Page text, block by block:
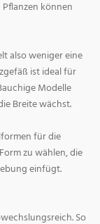
können
also weniger eine
ist ideal für
Modelle
Breite wächst.
für die
zu wählen, die
einfügt.
So